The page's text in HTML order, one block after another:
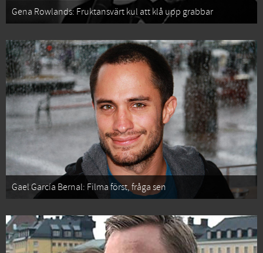
Gena Rowlands: Fruktansvärt kul att klå upp grabbar
Gael García Bernal: Filma först, fråga sen